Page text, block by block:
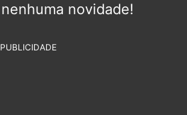
novidade!
PUBLICIDADE